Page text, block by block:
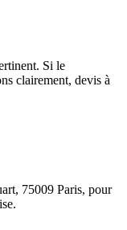
Si le
clairement, devis à
75009 Paris, pour